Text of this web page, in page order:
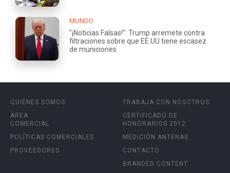
MUNDO
"¡Noticias Falsas!": Trump arremete contra
filtraciones sobre que EE.UU tiene escasez
de municiones
QUIÉNES SOMOS
ÁREA
COMERCIAL
POLÍTICAS COMERCIALES
PROVEEDORES
TRABAJA CON NOSOTROS
CERTIFICADO DE
HONORARIOS 2012
MEDICIÓN ANTENAS
CONTACTO
BRANDED CONTENT